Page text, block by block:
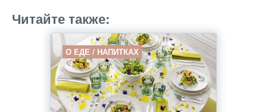
Читайте также:
О ЕДЕ / НАПИТКАХ